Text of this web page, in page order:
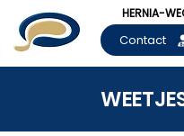
Contact
HERNIA-